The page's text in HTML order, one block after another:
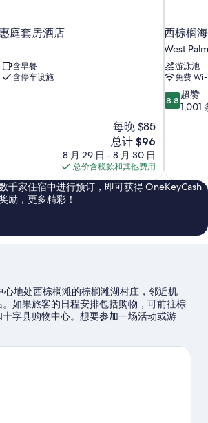
庭套房酒店
含早餐
含停车设施
每晚 $85
新
价
格
$96
总计 $96
8 月 29 日 - 8 月 30 日
总价含税款和其他费用
西棕榈
West
游泳池
免费
8.8
分，
1,001
条
8.8 超赞
1,001
千家住宿中进行预订，即可获得 OneKeyCash
励，更多精彩！
地处西棕榈滩的棕榈滩湖村庄，邻近机
如果旅客的日程安排包括购物，可前往棕
字县购物中心。想要参加一场活动或游
掌公园或罗杰·迪恩体育场都有哪些好玩